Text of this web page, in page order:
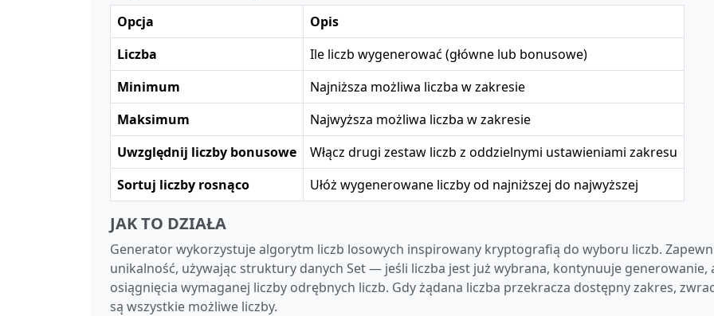
Opcja
Opis
Liczba
Ile liczb wygenerować (główne lub bonusowe)
Minimum
Najniższa możliwa liczba w zakresie
Maksimum
Najwyższa możliwa liczba w zakresie
Uwzględnij liczby bonusowe
Włącz drugi zestaw liczb z oddzielnymi ustawieniami zakresu
Sortuj liczby rosnąco
Ułóż wygenerowane liczby od najniższej do najwyższej
JAK TO DZIAŁA
Generator wykorzystuje algorytm liczb losowych inspirowany kryptografią do wyboru liczb.
unikalność, używając struktury danych Set — jeśli liczba jest już wybrana, kontynuuje generowanie,
osiągnięcia wymaganej liczby odrębnych liczb. Gdy żądana liczba przekracza dostępny zakres,
są wszystkie możliwe liczby.